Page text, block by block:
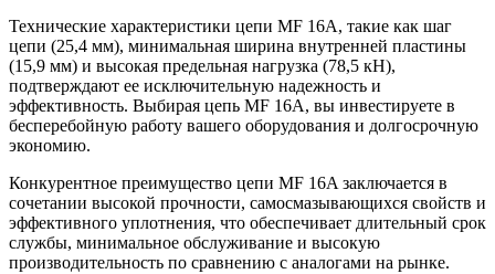
Технические характеристики цепи MF 16A, такие как шаг
цепи (25,4 мм), минимальная ширина внутренней пластины
(15,9 мм) и высокая предельная нагрузка (78,5 кН),
подтверждают ее исключительную надежность и
эффективность. Выбирая цепь MF 16A, вы инвестируете в
бесперебойную работу вашего оборудования и долгосрочную
экономию.
Конкурентное преимущество цепи MF 16A заключается в
сочетании высокой прочности, самосмазывающихся свойств и
эффективного уплотнения, что обеспечивает длительный срок
службы, минимальное обслуживание и высокую
производительность по сравнению с аналогами на рынке.